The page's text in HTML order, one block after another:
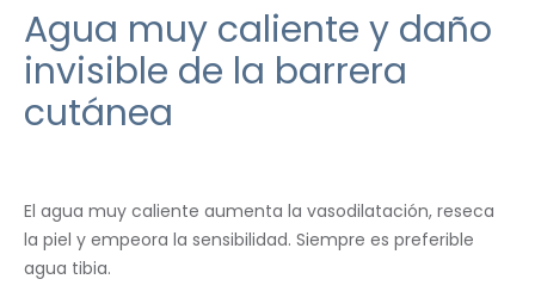
Agua muy caliente y daño
invisible de la barrera
cutánea
El agua muy caliente aumenta la vasodilatación, reseca
la piel y empeora la sensibilidad. Siempre es preferible
agua tibia.